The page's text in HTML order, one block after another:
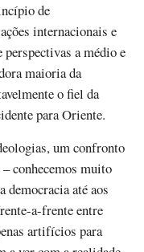
de
internacionais e
a médio e
maioria da
o fiel da
para Oriente.
um confronto
conhecemos muito
até aos
a-frente entre
artifícios para